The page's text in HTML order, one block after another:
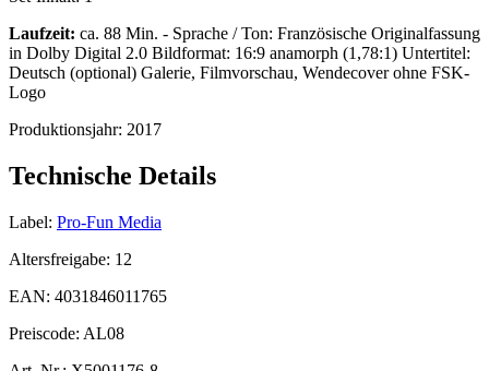
Laufzeit: ca. 88 Min. - Sprache / Ton: Französische Originalfassung
in Dolby Digital 2.0 Bildformat: 16:9 anamorph (1,78:1) Untertitel:
Deutsch (optional) Galerie, Filmvorschau, Wendecover ohne FSK-
Logo
Produktionsjahr: 2017
Technische Details
Label: Pro-Fun Media
Altersfreigabe: 12
EAN: 4031846011765
Preiscode: AL08